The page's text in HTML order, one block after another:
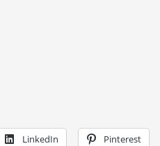
LinkedIn Pinterest